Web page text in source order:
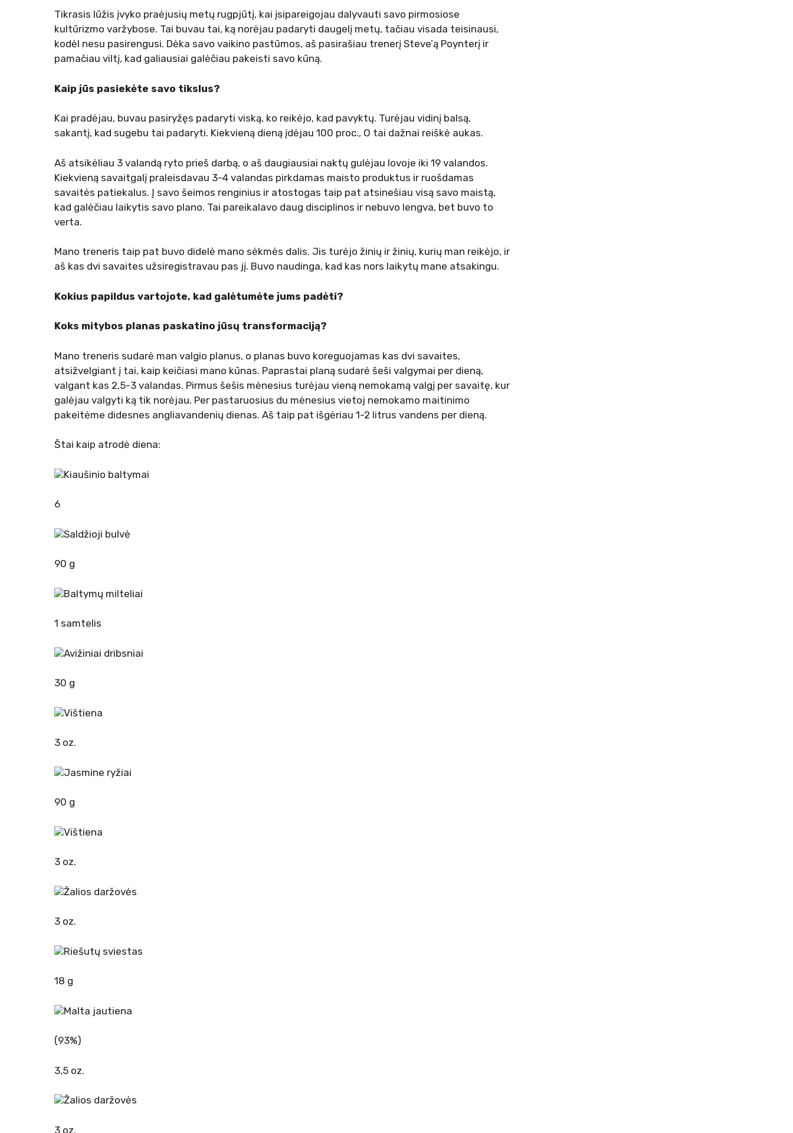
Tikrasis lūžis įvyko praėjusių metų rugpjūtį, kai įsipareigojau dalyvauti savo pirmosiose
kultūrizmo varžybose. Tai buvau tai, ką norėjau padaryti daugelį metų, tačiau visada teisinausi,
kodėl nesu pasirengusi. Dėka savo vaikino pastūmos, aš pasirašiau trenerį Steve’ą Poynterį ir
pamačiau viltį, kad galiausiai galėčiau pakeisti savo kūną.
Kaip jūs pasiekėte savo tikslus?
Kai pradėjau, buvau pasiryžęs padaryti viską, ko reikėjo, kad pavyktų. Turėjau vidinį balsą,
sakantį, kad sugebu tai padaryti. Kiekvieną dieną įdėjau 100 proc., O tai dažnai reiškė aukas.
Aš atsikėliau 3 valandą ryto prieš darbą, o aš daugiausiai naktų gulėjau lovoje iki 19 valandos.
Kiekvieną savaitgalį praleisdavau 3-4 valandas pirkdamas maisto produktus ir ruošdamas
savaitės patiekalus. Į savo šeimos renginius ir atostogas taip pat atsinešiau visą savo maistą,
kad galėčiau laikytis savo plano. Tai pareikalavo daug disciplinos ir nebuvo lengva, bet buvo to
verta.
Mano treneris taip pat buvo didelė mano sėkmės dalis. Jis turėjo žinių ir žinių, kurių man reikėjo, ir
aš kas dvi savaites užsiregistravau pas jį. Buvo naudinga, kad kas nors laikytų mane atsakingu.
Kokius papildus vartojote, kad galėtumėte jums padėti?
Koks mitybos planas paskatino jūsų transformaciją?
Mano treneris sudarė man valgio planus, o planas buvo koreguojamas kas dvi savaites,
atsižvelgiant į tai, kaip keičiasi mano kūnas. Paprastai planą sudarė šeši valgymai per dieną,
valgant kas 2,5-3 valandas. Pirmus šešis mėnesius turėjau vieną nemokamą valgį per savaitę, kur
galėjau valgyti ką tik norėjau. Per pastaruosius du mėnesius vietoj nemokamo maitinimo
pakeitėme didesnes angliavandenių dienas. Aš taip pat išgėriau 1-2 litrus vandens per dieną.
Štai kaip atrodė diena:
Kiaušinio baltymai
6
Saldžioji bulvė
90 g
Baltymų milteliai
1 samtelis
Avižiniai dribsniai
30 g
Vištiena
3 oz.
Jasmine ryžiai
90 g
Vištiena
3 oz.
Žalios daržovės
3 oz.
Riešutų sviestas
18 g
Malta jautiena
(93%)
3,5 oz.
Žalios daržovės
3 oz.